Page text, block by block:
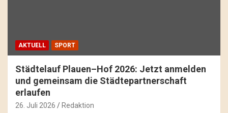
AKTUELL SPORT
Städtelauf Plauen–Hof 2026: Jetzt anmelden
und gemeinsam die Städtepartnerschaft
erlaufen
26. Juli 2026 Redaktion